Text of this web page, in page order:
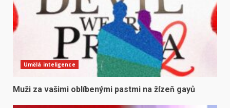
Umělá inteligence
Muži za vašimi oblíbenými pastmi na žízeň gayů